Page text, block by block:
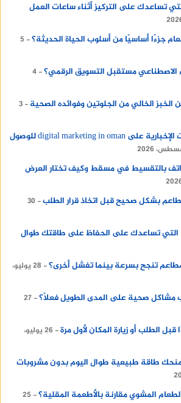
تساعدك على التركيز أثناء ساعات العمل
جزءًا أساسيًا من أسلوب الحياة الحديثة؟
5
الاصطناعي مستقبل التسويق الرقمي؟ 4
الخالي من الجلوتين وفوائده الصحية
3
لماذا تعتمد المؤسسات الإخبارية على digital marketing in oman للوصول
بالتقسيط في مسقط وكيف تختار العرض
بشكل صحيح قبل اتخاذ قرار الطلب
30
التي تساعدك على الحفاظ على طاقتك طوال
تنجح بسرعة بينما تفشل أخرى؟
28 يوليو،
مشاكل صحية على المدى الطويل فعلًا؟ 27
الطلب أو زيارة المكان لأول مرة
26 يوليو،
طاقة طبيعية طوال اليوم بدون مشروبات
المشوي مقارنة بالأطعمة المقلية؟
25